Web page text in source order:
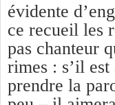
évidente
ce recueil les
pas chanteur
rimes : s’il
prendre la